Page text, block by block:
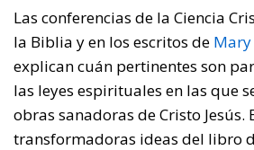
Las conferencias de la Ciencia
la Biblia y en los escritos de Mary
explican cuán pertinentes son
las leyes espirituales en las que
obras sanadoras de Cristo Jesús.
transformadoras ideas del libro